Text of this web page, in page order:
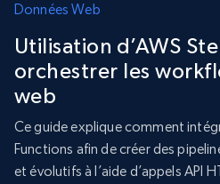
Données Web
Utilisation d’AWS
orchestrer les
web
Ce guide explique comment
Functions afin de créer des
et évolutifs à l’aide d’appels API